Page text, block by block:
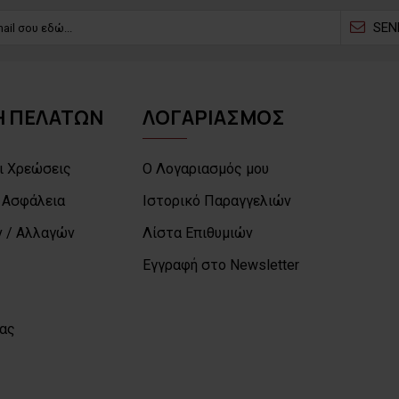
ΠΕΛΑΤΩΝ
Χρεώσεις
/ Αλλαγών
ΛΟΓΑΡΙΑΣΜΟΣ
Ο Λογαριασμός μου
Ιστορικό Παραγγελιών
Λίστα Επιθυμιών
Εγγραφή στο Newsletter